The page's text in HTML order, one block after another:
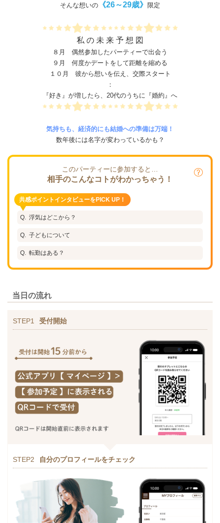
そんな想いの 《26～29歳》 限定
私 の 未 来 予 想 図
８月 偶然参加したパーティーで出会う
９月 何度かデートをして距離を縮める
１０月 彼から想いを伝え、交際スタート
：
『好き』が増したら、20代のうちに『婚約』へ
気持ちも、経済的にも結婚への準備は万端！
数年後には名字が変わっているかも？
このパーティーに参加すると…
相手のこんなコトがわかっちゃう！
共感ポイントインタビューをPICK UP！
浮気はどこから？
子どもについて
転勤はある？
当日の流れ
STEP1 受付開始
STEP2 自分のプロフィールをチェック